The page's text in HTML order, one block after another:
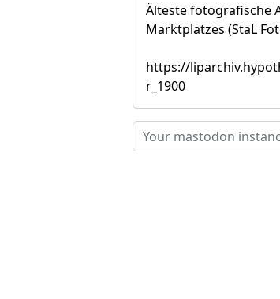
Älteste fotografische
Marktplatzes (StaL
https://
r_1900